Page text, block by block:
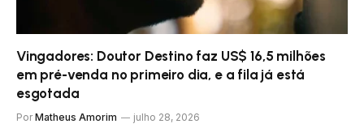
Vingadores: Doutor Destino faz US$ 16,5 milhões
em pré-venda no primeiro dia, e a fila já está
esgotada
Por Matheus Amorim julho 28, 2026